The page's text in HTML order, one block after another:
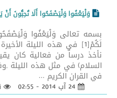
وَلْيَعْفُوا وَلْيَصْفَحُوا أَلَا تُحِبُّونَ أَنْ
بسمه تعالى وَلْيَعْفُوا
لَكُمْ[1] في هذه الليلة
نأخذ درساً من فعالية كان
السلام) في مثل هذه الليلة
في القران الكريم ...